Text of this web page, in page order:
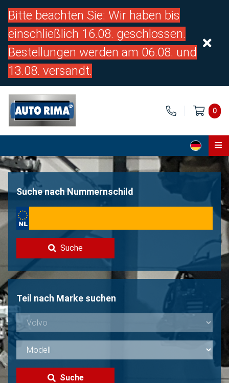
Bitte beachten Sie: Wir haben bis
einschließlich 16.08. geschlossen.
Bestellungen werden am 06.08. und
13.08. versandt.
0
Home
Über uns
Volvo Verkaufen?
Nicht gefunden?
Suche nach Nummernschild
Suche
Teil nach Marke suchen
Suche